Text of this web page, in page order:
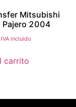
Mitsubishi
Pajero 2004
IVA incluido
carrito